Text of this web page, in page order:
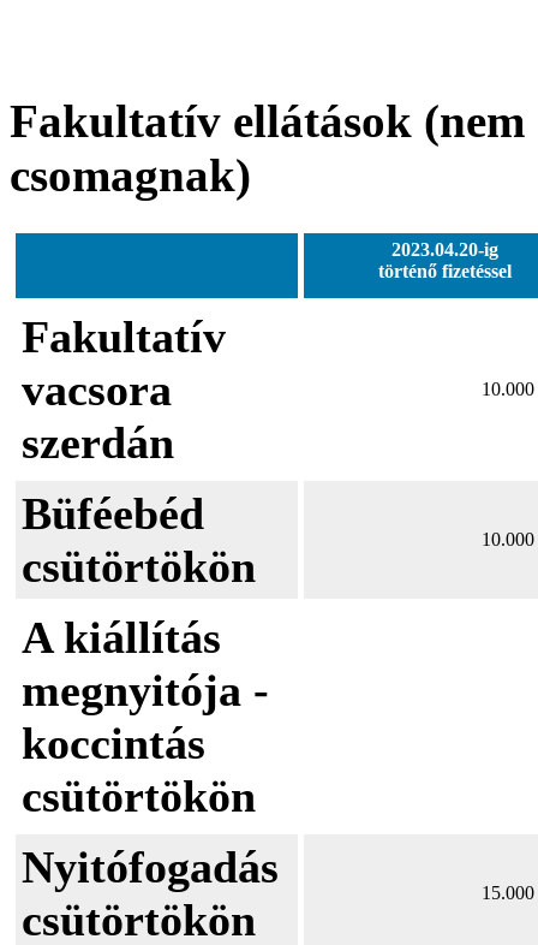
Fakultatív ellátások (nem
csomagnak)
2023.04.20-ig
történő fizetéssel
Fakultatív
vacsora
szerdán
Büféebéd
csütörtökön
A kiállítás
megnyitója -
koccintás
csütörtökön
Nyitófogadás
csütörtökön